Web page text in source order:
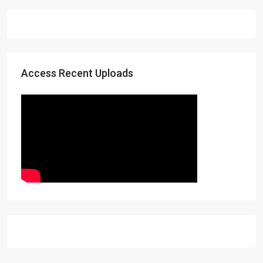
Access Recent Uploads